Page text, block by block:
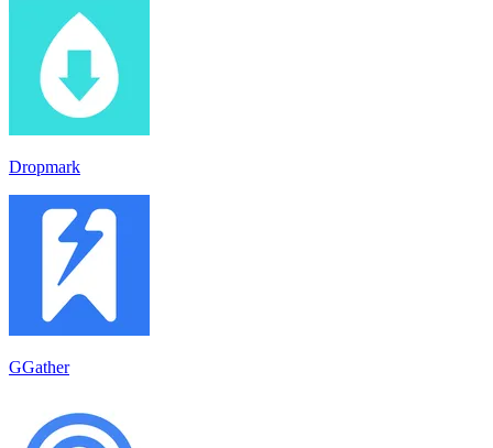
Dropmark
GGather